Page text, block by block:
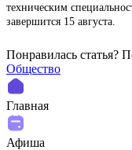
техническим
завершится 15 августа.
Понравилась статья?
Общество
Главная
Афиша